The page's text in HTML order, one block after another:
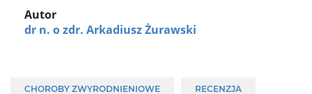
Autor
dr n. o zdr. Arkadiusz Żurawski
CHOROBY ZWYRODNIENIOWE RECENZJA